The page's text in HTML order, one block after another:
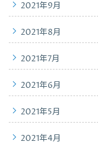
2021年9月
2021年8月
2021年7月
2021年6月
2021年5月
2021年4月